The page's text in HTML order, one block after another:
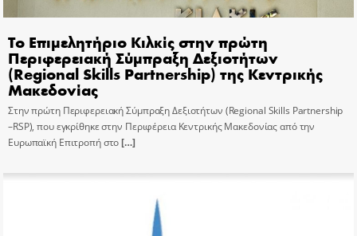
Το Επιμελητήριο Κιλκίς στην πρώτη
Περιφερειακή Σύμπραξη Δεξιοτήτων
(Regional Skills Partnership) της Κεντρικής
Μακεδονίας
Στην πρώτη Περιφερειακή Σύμπραξη Δεξιοτήτων (Regional Skills Partnership
–RSP), που εγκρίθηκε στην Περιφέρεια Κεντρικής Μακεδονίας από την
Ευρωπαϊκή Επιτροπή στο[…]